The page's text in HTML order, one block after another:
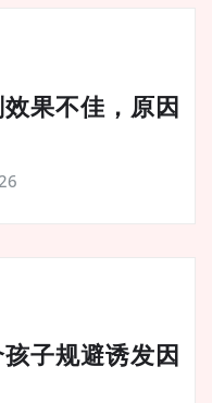
果不佳，原因
子规避诱发因